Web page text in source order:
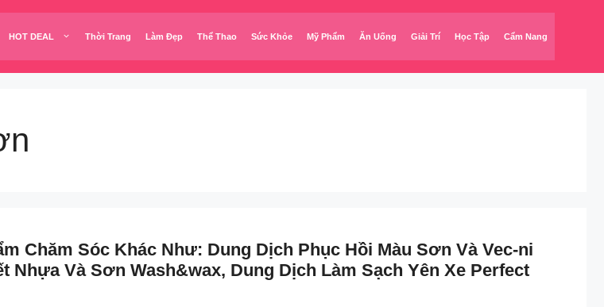
HOT DEAL Thời Trang Làm Đẹp Thể Thao Sức Khỏe Mỹ Phẩm Ăn Uống Giải Trí Học Tập Cẩm Nang
Chăm Sóc Khác Như: Dung Dịch Phục Hồi Màu Sơn Và Vec-ni
Và Sơn Wash&wax, Dung Dịch Làm Sạch Yên Xe Perfect